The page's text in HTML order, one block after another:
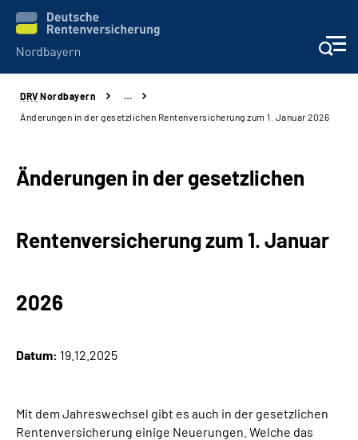
Online-Services
Beratung und Kontakt
Reha-Kliniken
Inhalte in Gebärdensprache (DGS)
DRV Nordbayern
…
Änderungen in der gesetzlichen Rentenversicherung zum 1. Januar 2026
Änderungen in der gesetzlichen
Rentenversicherung zum 1. Januar
2026
Datum: 19.12.2025
Mit dem Jahreswechsel gibt es auch in der gesetzlichen
Rentenversicherung einige Neuerungen. Welche das